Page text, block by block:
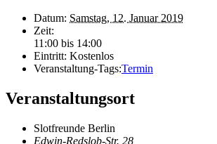
Datum: Samstag, 12. Januar 2019
Zeit:
11:00 bis 14:00
Eintritt: Kostenlos
Veranstaltung-Tags:Termin
Veranstaltungsort
Slotfreunde Berlin
Edwin-Redslob-Str. 28